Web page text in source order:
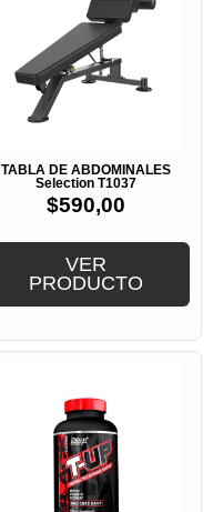
TABLA DE ABDOMINALES
Selection T1037
$590,00
VER
PRODUCTO